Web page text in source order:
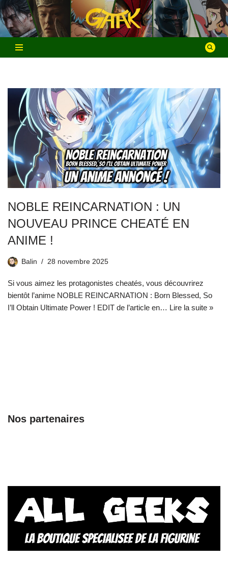
Aller
au
contenu
NOBLE REINCARNATION : UN
NOUVEAU PRINCE CHEATÉ EN
ANIME !
Balin 28 novembre 2025
Si vous aimez les protagonistes cheatés, vous découvrirez
bientôt l’anime NOBLE REINCARNATION : Born Blessed, So
I’ll Obtain Ultimate Power ! EDIT de l’article en… Lire la suite »
Nos partenaires